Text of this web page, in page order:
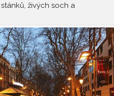
živých soch a